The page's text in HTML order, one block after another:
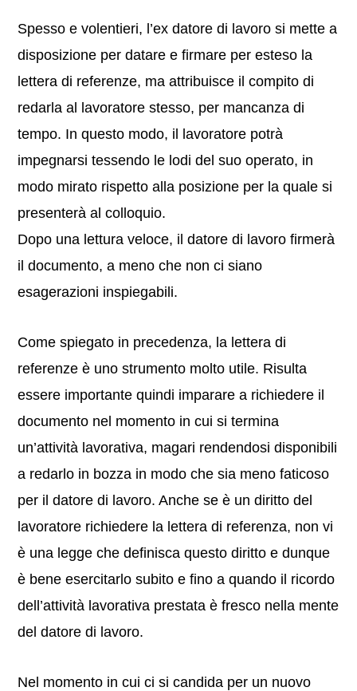
Spesso e volentieri, l’ex datore di lavoro si mette a
disposizione per datare e firmare per esteso la
lettera di referenze, ma attribuisce il compito di
redarla al lavoratore stesso, per mancanza di
tempo. In questo modo, il lavoratore potrà
impegnarsi tessendo le lodi del suo operato, in
modo mirato rispetto alla posizione per la quale si
presenterà al colloquio.
Dopo una lettura veloce, il datore di lavoro firmerà
il documento, a meno che non ci siano
esagerazioni inspiegabili.
Come spiegato in precedenza, la lettera di
referenze è uno strumento molto utile. Risulta
essere importante quindi imparare a richiedere il
documento nel momento in cui si termina
un’attività lavorativa, magari rendendosi disponibili
a redarlo in bozza in modo che sia meno faticoso
per il datore di lavoro. Anche se è un diritto del
lavoratore richiedere la lettera di referenza, non vi
è una legge che definisca questo diritto e dunque
è bene esercitarlo subito e fino a quando il ricordo
dell’attività lavorativa prestata è fresco nella mente
del datore di lavoro.
Nel momento in cui ci si candida per un nuovo